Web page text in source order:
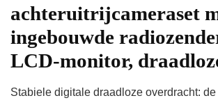
achteruitrijcameraset
ingebouwde
LCD-monitor,
Stabiele digitale draadloze overdracht: de